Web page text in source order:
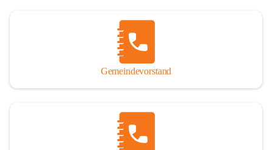
Gemeindevorstand